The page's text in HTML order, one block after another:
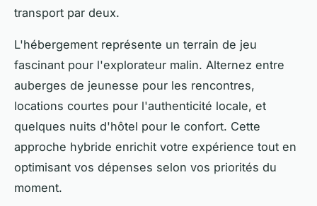
transport par deux.
L'hébergement représente un terrain de jeu
fascinant pour l'explorateur malin. Alternez entre
auberges de jeunesse pour les rencontres,
locations courtes pour l'authenticité locale, et
quelques nuits d'hôtel pour le confort. Cette
approche hybride enrichit votre expérience tout en
optimisant vos dépenses selon vos priorités du
moment.